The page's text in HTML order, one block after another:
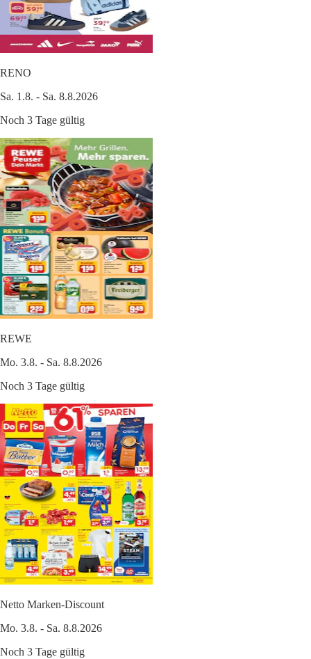
RENO
Sa. 1.8. - Sa. 8.8.2026
Noch 3 Tage gültig
REWE
Mo. 3.8. - Sa. 8.8.2026
Noch 3 Tage gültig
Netto Marken-Discount
Mo. 3.8. - Sa. 8.8.2026
Noch 3 Tage gültig